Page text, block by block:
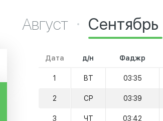
Август Сентябрь
Дата д/н Фаджр
1 ВТ 03:35
2 СР 03:39
3 ЧТ 03:42